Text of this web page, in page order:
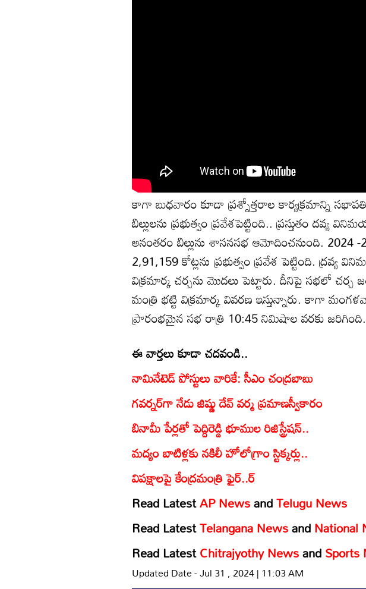
కాగా బుధవారం కూడా ప్రశ్నోత్తరాల కార్యక్రమాన్ని
బిల్లులను ప్రభుత్వం ప్రవేశపెట్టింది.. ప్రస్తుతం దవ్య
అనంతరం బిల్లును శాసనసభ ఆమోదించనుంది. 2024 -
2,91,159 కోట్లను ప్రభుత్వం ప్రవేశ పెట్టింది. ద్రవ్య
విక్రమార్క చర్చను మొదలు పెట్టారు. దీనిపై సభలో చర్చ
మంత్రి భట్టి విక్రమార్క వివరణ ఇస్తున్నారు. కాగా
ప్రారంభమైన సభ రాత్రి 10:45 నిమిషాల వరకు జరిగింది.
ఈ వార్తలు కూడా చదవండి..
నామినేటెడ్ పోస్టులు వారికే: సీఎం చంద్రబాబు
గవర్నర్‌గా నేడు జిష్ణు దేవ్ వర్మ ప్రమాణస్వీకారం
బినామీ పేర్లతో పెద్దిరెడ్డి భూముల రిజిస్ట్రేషన్‌..
మద్యం బాటిళ్లకు నకిలీ హోలోగ్రాం స్టిక్కర్లు..
విపక్షాలపై కేంద్రమంత్రి ఫైర్..ర్‌
Read LatestAP NewsandTelugu News
Read LatestTelangana NewsandNational
Read LatestChitrajyothy NewsandSports
Updated Date - Jul 31 , 2024 | 11:03 AM